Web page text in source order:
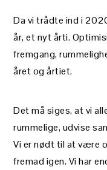
Da vi trådte ind i
år, et nyt årti.
fremgang,
året og årtiet.
Det må siges, at vi
rummelige, udvise
Vi er nødt til at være
fremad igen. Vi har